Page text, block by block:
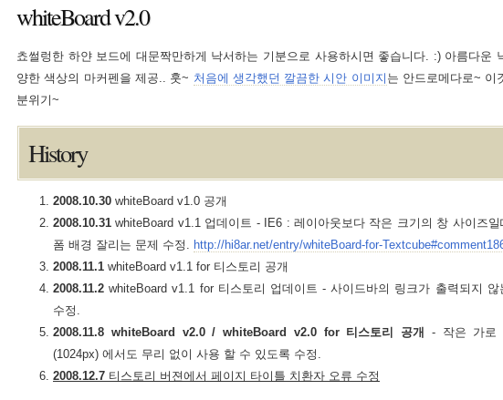
whiteBoard v2.0
쵸썰렁한 하얀 보드에 대문짝만하게 낙서하는 기분으로 사용하시면 좋습니다. :) 아름다운
양한 색상의 마커펜을 제공.. 훗~ 처음에 생각했던 깔끔한 시안 이미지 는 안드로메다로~ 이
분위기~
History
2008.10.30 whiteBoard v1.0 공개
2008.10.31 whiteBoard v1.1 업데이트 - IE6 : 레이아웃보다 작은 크기의 창 사이즈일
폼 배경 잘리는 문제 수정. http://hi8ar.net/entry/whiteBoard-for-
2008.11.1 whiteBoard v1.1 for 티스토리 공개
2008.11.2 whiteBoard v1.1 for 티스토리 업데이트 - 사이드바의 링크가 출력되지 않
수정.
2008.11.8 whiteBoard v2.0 / whiteBoard v2.0 for 티스토리 공개
- 작은 가로
(1024px) 에서도 무리 없이 사용 할 수 있도록 수정.
2008.12.7 티스토리 버젼에서 페이지 타이틀 치환자 오류 수정